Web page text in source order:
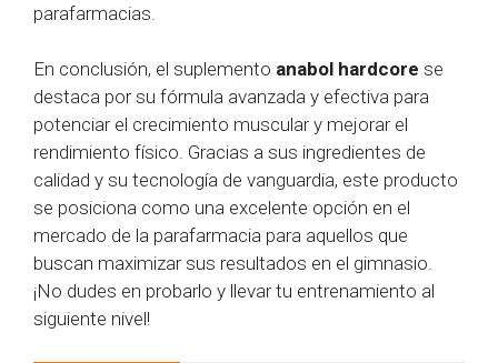
parafarmacias.
En conclusión, el suplemento anabol hardcore se
destaca por su fórmula avanzada y efectiva para
potenciar el crecimiento muscular y mejorar el
rendimiento físico. Gracias a sus ingredientes de
calidad y su tecnología de vanguardia, este producto
se posiciona como una excelente opción en el
mercado de la parafarmacia para aquellos que
buscan maximizar sus resultados en el gimnasio.
¡No dudes en probarlo y llevar tu entrenamiento al
siguiente nivel!